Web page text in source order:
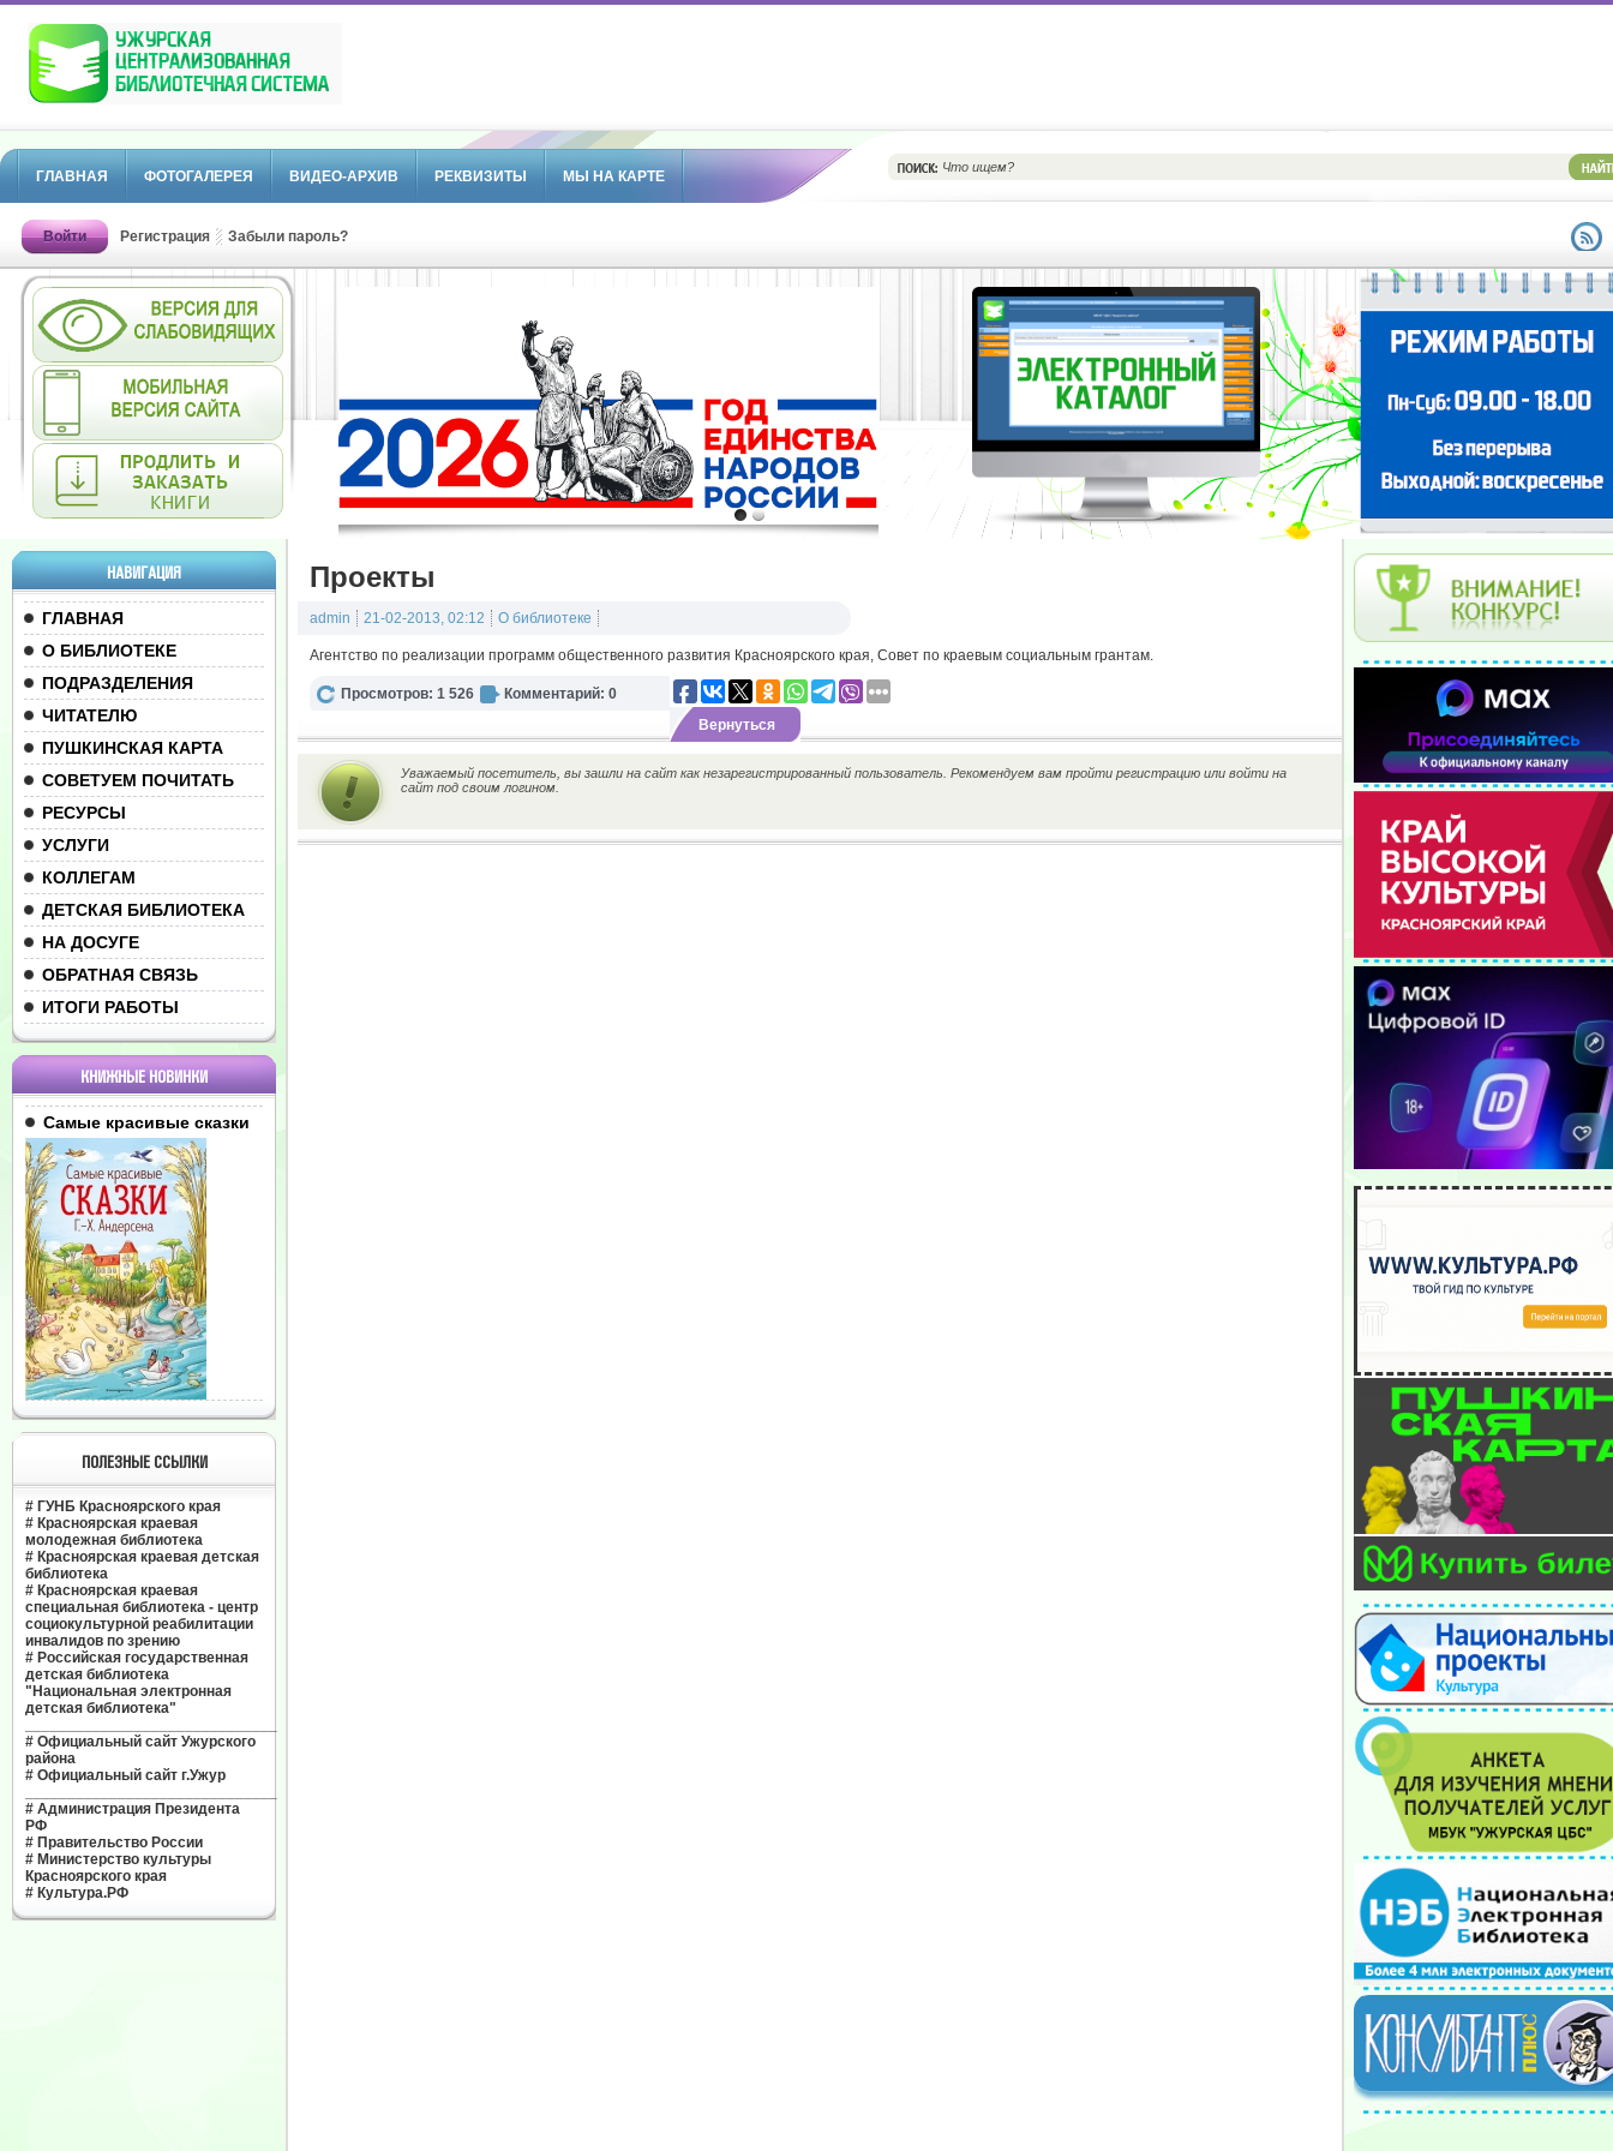
ГЛАВНАЯ ФОТОГАЛЕРЕЯ ВИДЕО-АРХИВ РЕКВИЗИТЫ МЫ НА КАРТЕ
Войти Регистрация Забыли пароль?
НАВИГАЦИЯ
ГЛАВНАЯ
О БИБЛИОТЕКЕ
ПОДРАЗДЕЛЕНИЯ
ЧИТАТЕЛЮ
ПУШКИНСКАЯ КАРТА
СОВЕТУЕМ ПОЧИТАТЬ
РЕСУРСЫ
УСЛУГИ
КОЛЛЕГАМ
ДЕТСКАЯ БИБЛИОТЕКА
НА ДОСУГЕ
ОБРАТНАЯ СВЯЗЬ
ИТОГИ РАБОТЫ
КНИЖНЫЕ НОВИНКИ
Самые красивые сказки
ПОЛЕЗНЫЕ ССЫЛКИ
# ГУНБ Красноярского края
# Красноярская краевая
молодежная библиотека
# Красноярская краевая детская
библиотека
# Красноярская краевая
специальная библиотека - центр
социокультурной реабилитации
инвалидов по зрению
# Российская государственная
детская библиотека
"Национальная электронная
детская библиотека"
# Официальный сайт Ужурского
района
# Официальный сайт г.Ужур
# Администрация Президента
РФ
# Правительство России
# Министерство культуры
Красноярского края
# Культура.РФ
Проекты
admin 21-02-2013, 02:12 О библиотеке
Агентство по реализации программ общественного развития Красноярского края, Совет по краевым социальным грантам.
Просмотров: 1 526
Комментарий: 0
Вернуться
Уважаемый посетитель, вы зашли на сайт как незарегистрированный пользователь. Рекомендуем вам пройти регистрацию или войти на
сайт под своим логином.